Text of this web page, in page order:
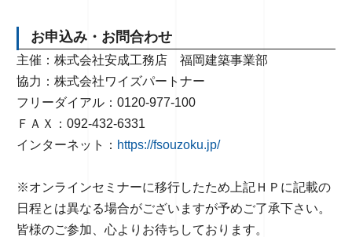
お申込み・お問合わせ
主催：株式会社安成工務店 福岡建築事業部
協力：株式会社ワイズパートナー
フリーダイアル：0120-977-100
ＦＡＸ：092-432-6331
インターネット： https://fsouzoku.jp/
※オンラインセミナーに移行したため上記ＨＰに記載の
日程とは異なる場合がございますが予めご了承下さい。
皆様のご参加、心よりお待ちしております。